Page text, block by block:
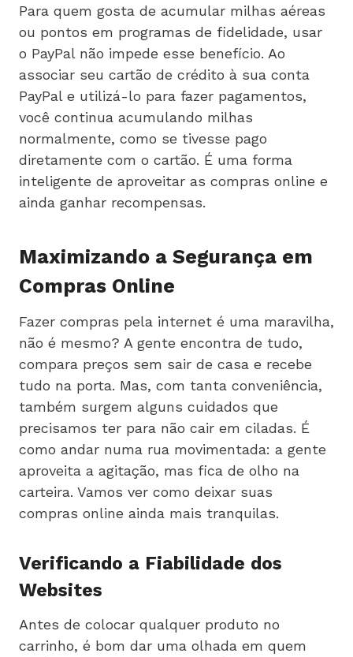
Para quem gosta de acumular milhas aéreas
ou pontos em programas de fidelidade, usar
o PayPal não impede esse benefício. Ao
associar seu cartão de crédito à sua conta
PayPal e utilizá-lo para fazer pagamentos,
você continua acumulando milhas
normalmente, como se tivesse pago
diretamente com o cartão. É uma forma
inteligente de aproveitar as compras online e
ainda ganhar recompensas.
Maximizando a Segurança em
Compras Online
Fazer compras pela internet é uma maravilha,
não é mesmo? A gente encontra de tudo,
compara preços sem sair de casa e recebe
tudo na porta. Mas, com tanta conveniência,
também surgem alguns cuidados que
precisamos ter para não cair em ciladas. É
como andar numa rua movimentada: a gente
aproveita a agitação, mas fica de olho na
carteira. Vamos ver como deixar suas
compras online ainda mais tranquilas.
Verificando a Fiabilidade dos
Websites
Antes de colocar qualquer produto no
carrinho, é bom dar uma olhada em quem